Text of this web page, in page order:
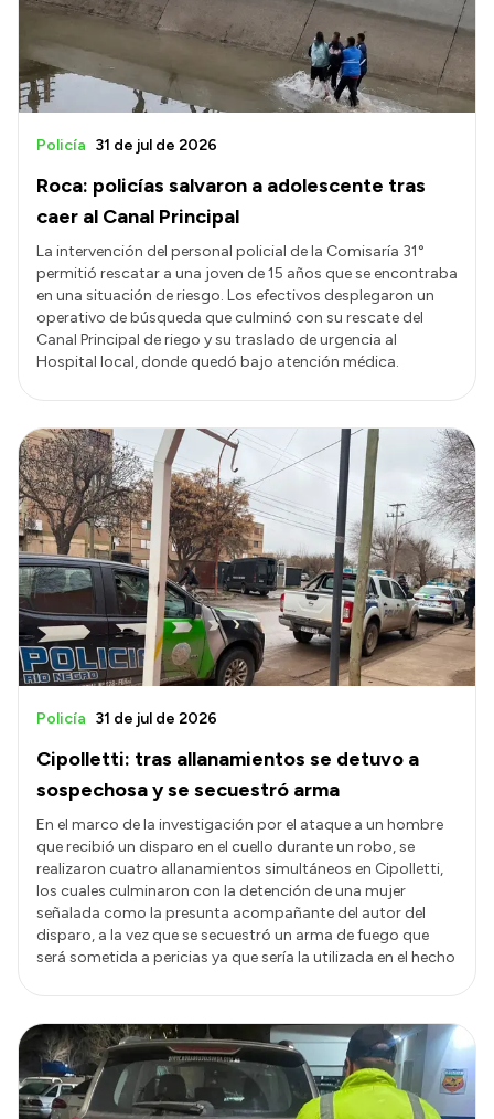
Roca: policías salvaron a adolescente tras
caer al Canal Principal
Policía 31 de jul de 2026
La intervención del personal policial de la Comisaría 31°
permitió rescatar a una joven de 15 años que se encontraba
en una situación de riesgo. Los efectivos desplegaron un
operativo de búsqueda que culminó con su rescate del
Canal Principal de riego y su traslado de urgencia al
Hospital local, donde quedó bajo atención médica.
Cipolletti: tras allanamientos se detuvo a
sospechosa y se secuestró arma
Policía 31 de jul de 2026
En el marco de la investigación por el ataque a un hombre
que recibió un disparo en el cuello durante un robo, se
realizaron cuatro allanamientos simultáneos en Cipolletti,
los cuales culminaron con la detención de una mujer
señalada como la presunta acompañante del autor del
disparo, a la vez que se secuestró un arma de fuego que
será sometida a pericias ya que sería la utilizada en el hecho